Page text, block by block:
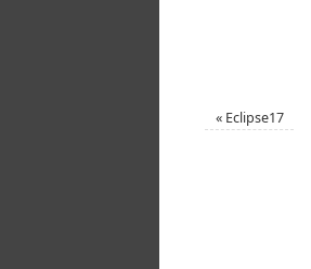
« Eclipse17